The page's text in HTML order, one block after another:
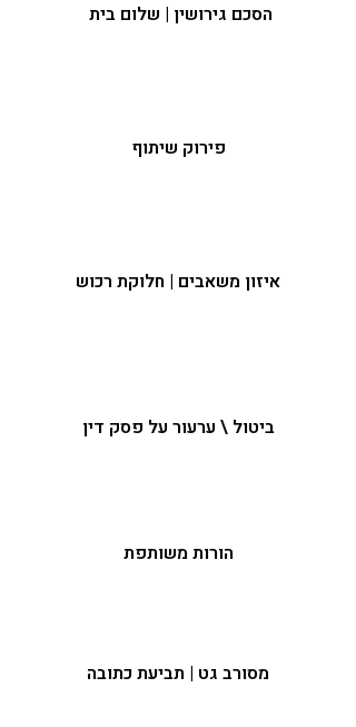
הסכם גירושין | שלום בית
פירוק שיתוף
איזון משאבים | חלוקת רכוש
ביטול \ ערעור על פסק דין
הורות משותפת
מסורב גט | תביעת כתובה